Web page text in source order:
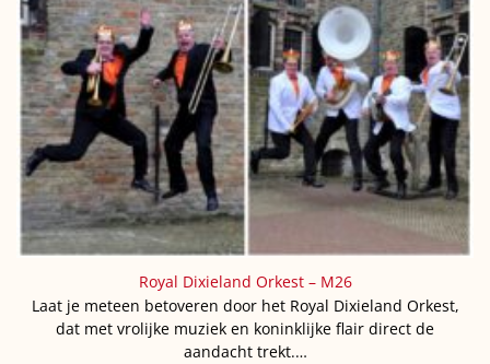
Royal Dixieland Orkest – M26
Laat je meteen betoveren door het Royal Dixieland Orkest,
dat met vrolijke muziek en koninklijke flair direct de
aandacht trekt.…